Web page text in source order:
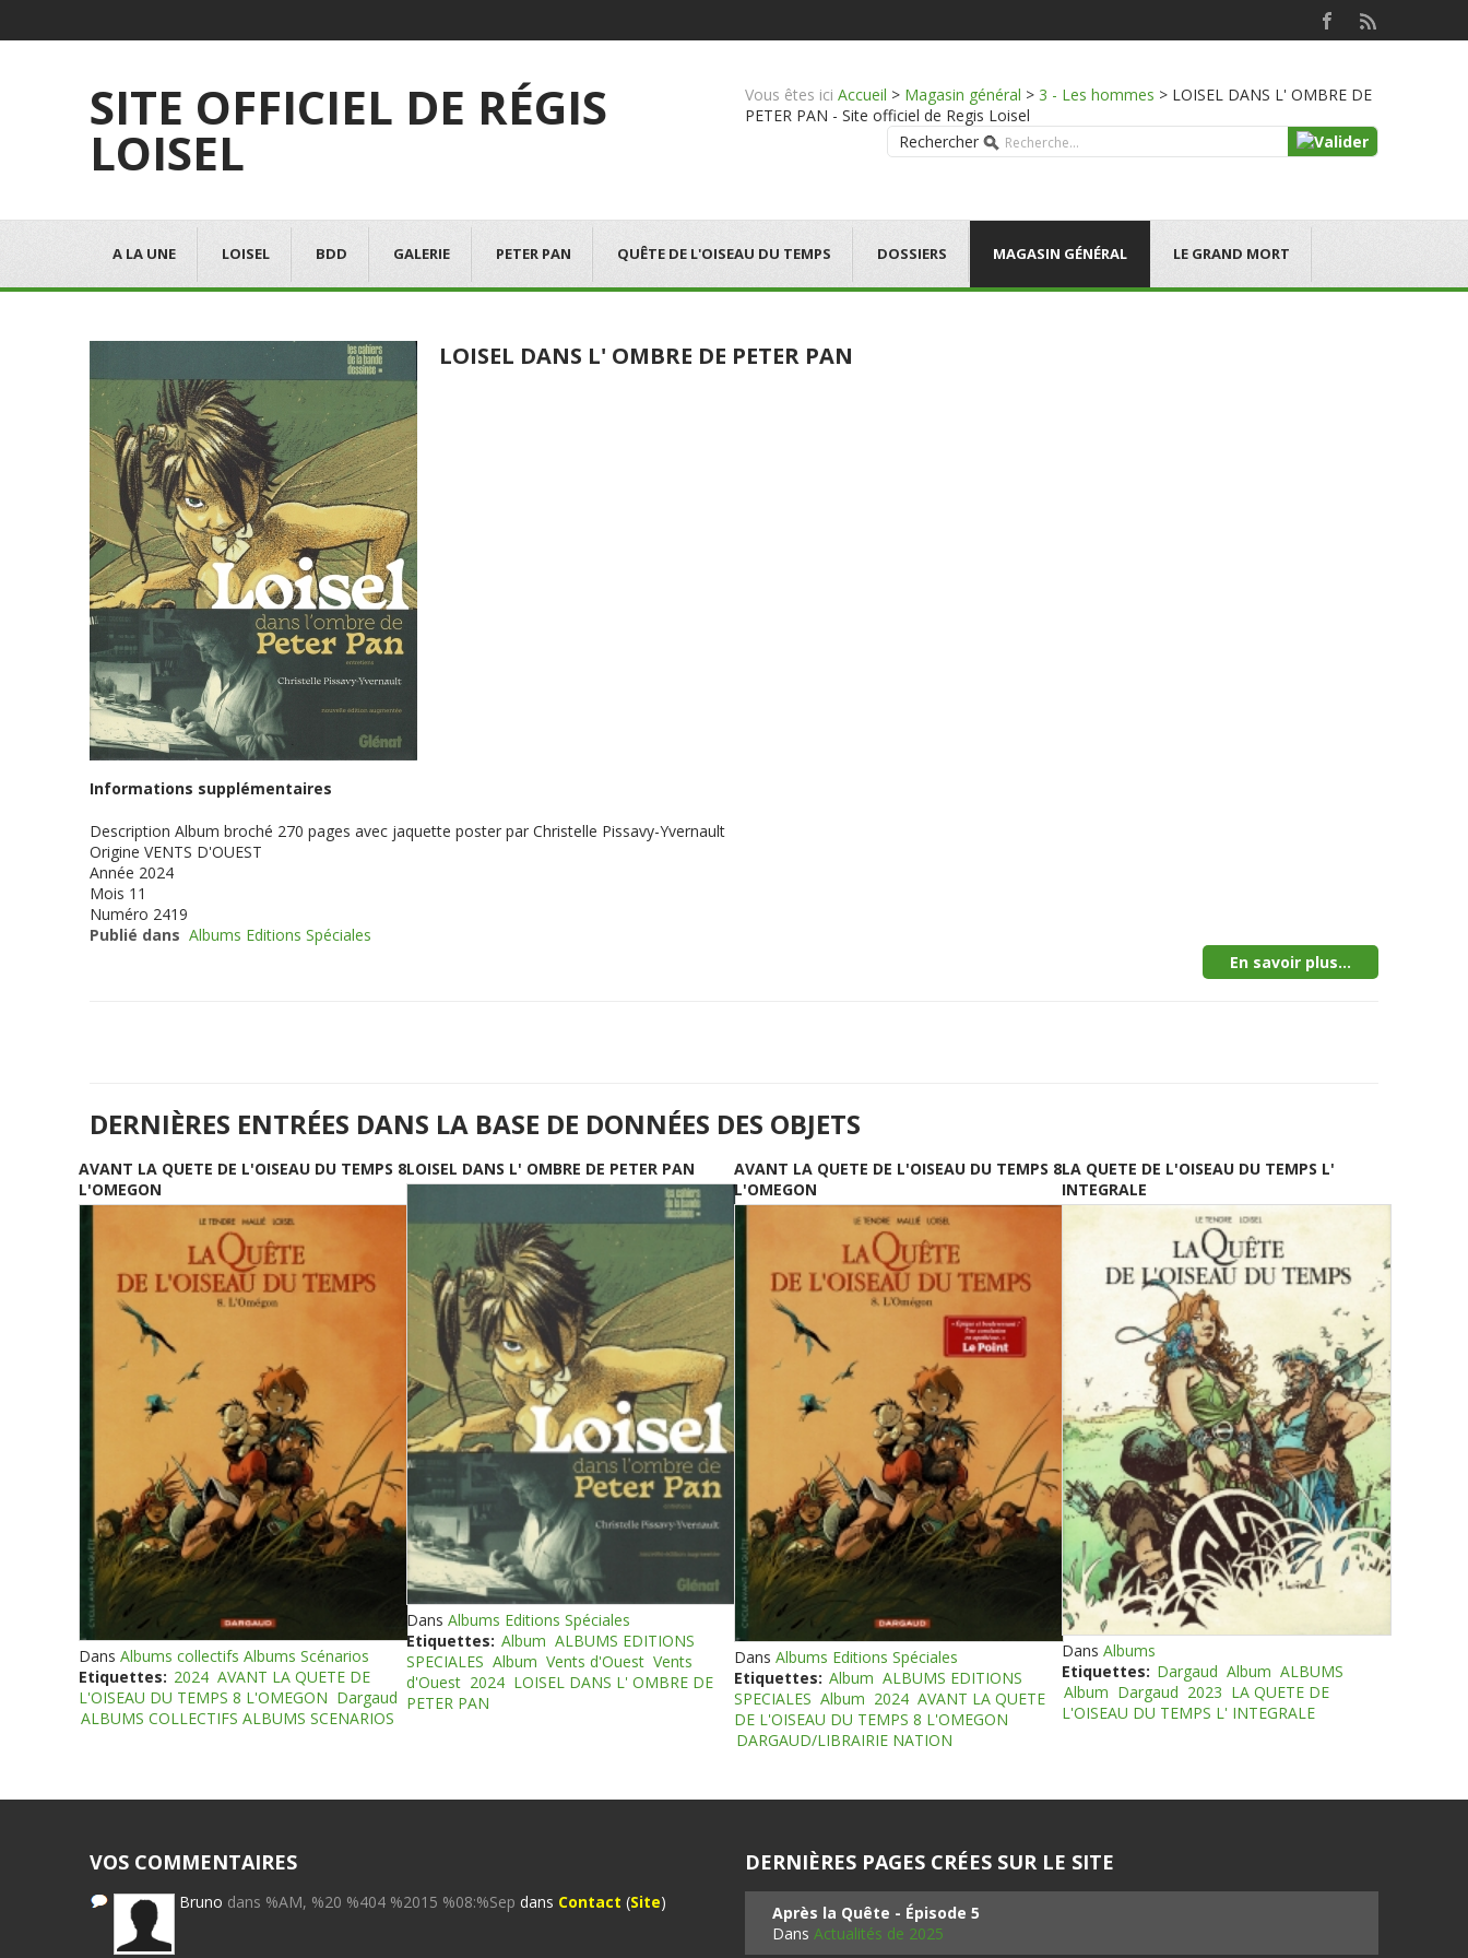
SITE OFFICIEL DE RÉGIS
LOISEL
Vous êtes ici Accueil > Magasin général > 3 - Les hommes > LOISEL DANS L' OMBRE DE
PETER PAN - Site officiel de Regis Loisel
Rechercher
A LA UNE LOISEL BDD GALERIE PETER PAN QUÊTE DE L'OISEAU DU TEMPS DOSSIERS MAGASIN GÉNÉRAL LE GRAND MORT
LOISEL DANS L' OMBRE DE PETER PAN
Informations supplémentaires
Description Album broché 270 pages avec jaquette poster par Christelle Pissavy-Yvernault
Origine VENTS D'OUEST
Année 2024
Mois 11
Numéro 2419
Publié dans Albums Editions Spéciales
En savoir plus...
DERNIÈRES ENTRÉES DANS LA BASE DE DONNÉES DES OBJETS
AVANT LA QUETE DE L'OISEAU DU TEMPS 8
L'OMEGON
Dans Albums collectifs Albums Scénarios
Etiquettes: 2024 AVANT LA QUETE DE
L'OISEAU DU TEMPS 8 L'OMEGON Dargaud
ALBUMS COLLECTIFS ALBUMS SCENARIOS
LOISEL DANS L' OMBRE DE PETER PAN
Dans Albums Editions Spéciales
Etiquettes: Album ALBUMS EDITIONS
SPECIALES Album Vents d'Ouest Vents
d'Ouest 2024 LOISEL DANS L' OMBRE DE
PETER PAN
AVANT LA QUETE DE L'OISEAU DU TEMPS 8
L'OMEGON
Dans Albums Editions Spéciales
Etiquettes: Album ALBUMS EDITIONS
SPECIALES Album 2024 AVANT LA QUETE
DE L'OISEAU DU TEMPS 8 L'OMEGON
DARGAUD/LIBRAIRIE NATION
LA QUETE DE L'OISEAU DU TEMPS L'
INTEGRALE
Dans Albums
Etiquettes: Dargaud Album ALBUMS
Album Dargaud 2023 LA QUETE DE
L'OISEAU DU TEMPS L' INTEGRALE
VOS COMMENTAIRES
Bruno dans %AM, %20 %404 %2015 %08:%Sep dans Contact (Site)
DERNIÈRES PAGES CRÉES SUR LE SITE
Après la Quête - Épisode 5
Dans Actualités de 2025